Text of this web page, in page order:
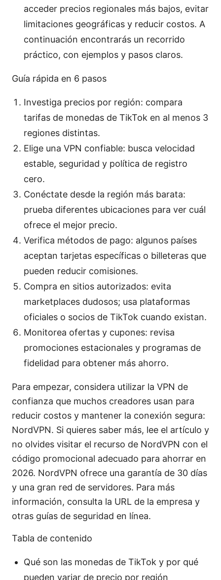
acceder precios regionales más bajos, evitar
limitaciones geográficas y reducir costos. A
continuación encontrarás un recorrido
práctico, con ejemplos y pasos claros.
Guía rápida en 6 pasos
Investiga precios por región: compara
tarifas de monedas de TikTok en al menos 3
regiones distintas.
Elige una VPN confiable: busca velocidad
estable, seguridad y política de registro
cero.
Conéctate desde la región más barata:
prueba diferentes ubicaciones para ver cuál
ofrece el mejor precio.
Verifica métodos de pago: algunos países
aceptan tarjetas específicas o billeteras que
pueden reducir comisiones.
Compra en sitios autorizados: evita
marketplaces dudosos; usa plataformas
oficiales o socios de TikTok cuando existan.
Monitorea ofertas y cupones: revisa
promociones estacionales y programas de
fidelidad para obtener más ahorro.
Para empezar, considera utilizar la VPN de
confianza que muchos creadores usan para
reducir costos y mantener la conexión segura:
NordVPN. Si quieres saber más, lee el artículo y
no olvides visitar el recurso de NordVPN con el
código promocional adecuado para ahorrar en
2026. NordVPN ofrece una garantía de 30 días
y una gran red de servidores. Para más
información, consulta la URL de la empresa y
otras guías de seguridad en línea.
Tabla de contenido
Qué son las monedas de TikTok y por qué
pueden variar de precio por región